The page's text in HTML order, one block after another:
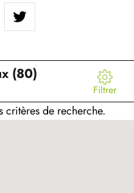
(80)
Filtrer
critères de recherche.